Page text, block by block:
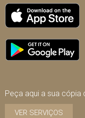
Peça aqui a sua cópia
VER SERVIÇOS